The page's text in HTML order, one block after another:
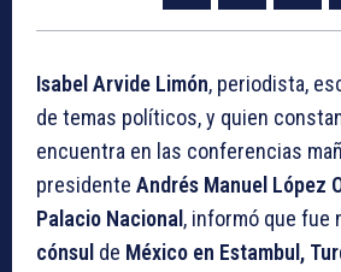
Isabel Arvide Limón, periodista,
de temas políticos, y quien
encuentra en las conferencias
presidente Andrés Manuel López
Palacio Nacional , informó que fue
cónsul de México en Estambul,